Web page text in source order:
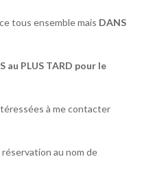
tous ensemble mais DANS
au PLUS TARD pour le
à me contacter
au nom de